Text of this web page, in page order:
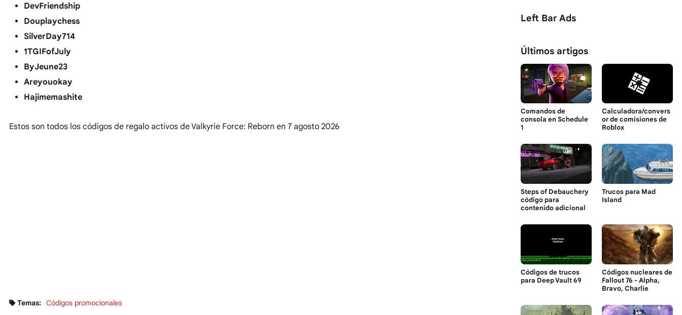
DevFriendship
Douplaychess
SilverDay714
1TGIFofJuly
ByJeune23
Areyouokay
Hajimemashite
Estos son todos los códigos de regalo activos de Valkyrie Force: Reborn en 7 agosto 2026
Temas: Códigos promocionales
Left Bar Ads
Últimos artigos
Comandos de
consola en Schedule
1
Calculadora/convers
or de comisiones de
Roblox
Steps of Debauchery
código para
contenido adicional
Trucos para Mad
Island
Códigos de trucos
para Deep Vault 69
Códigos nucleares de
Fallout 76 - Alpha,
Bravo, Charlie